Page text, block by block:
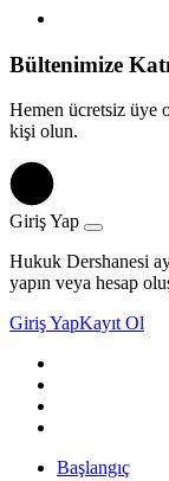
Bültenimize
Hemen ücretsiz üye
kişi olun.
Giriş Yap
Hukuk Dershanesi
yapın veya hesap
Giriş YapKayıt Ol
Başlangıç